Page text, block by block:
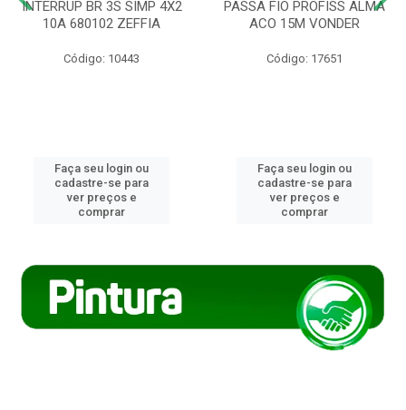
INTERRUP BR 3S SIMP 4X2
10A 680102 ZEFFIA
Código: 10443
Faça seu login ou
cadastre-se para
ver preços e
comprar
PASSA FIO PROFISS ALMA
ACO 15M VONDER
Código: 17651
Faça seu login ou
cadastre-se para
ver preços e
comprar